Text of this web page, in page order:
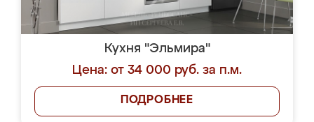
Кухня "Эльмира"
Цена: от 34 000 руб. за п.м.
ПОДРОБНЕЕ